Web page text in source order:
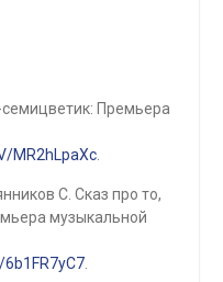
Премьера
MR2hLpaXc.
С. Сказ про то,
музыкальной
.